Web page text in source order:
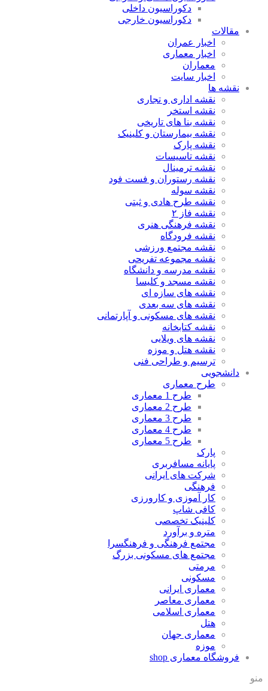
دکوراسیون داخلی
دکوراسیون خارجی
مقالات
اخبار عمران
اخبار معماری
معماران
اخبار سایت
نقشه ها
نقشه اداری و تجاری
نقشه استخر
نقشه بنا های تاریخی
نقشه بیمارستان و کلینیک
نقشه پارک
نقشه تاسیسات
نقشه ترمینال
نقشه رستوران و فست فود
نقشه سوله
نقشه طرح هادی و ثبتی
نقشه فاز ۲
نقشه فرهنگی هنری
نقشه فرودگاه
نقشه مجتمع ورزشی
نقشه مجموعه تفریحی
نقشه مدرسه و دانشگاه
نقشه مسجد و کلیسا
نقشه های سازه ای
نقشه های سه بعدی
نقشه های مسکونی و آپارتمانی
نقشه کتابخانه
نقشه های ویلایی
نقشه هتل و موزه
ترسیم و طراحی فنی
دانشجویی
طرح معماری
طرح 1 معماری
طرح 2 معماری
طرح 3 معماری
طرح 4 معماری
طرح 5 معماری
پارک
پایانه مسافربری
شرکت های ایرانی
فرهنگی
کار آموزی و کارورزی
کافی شاپ
کلینیک تخصصی
متره و برآورد
مجتمع فرهنگی و فرهنگسرا
مجتمع های مسکونی بزرگ
مرمتی
مسکونی
معماری ایرانی
معماری معاصر
معماری اسلامی
هتل
معماری جهان
موزه
فروشگاه معماری shop
منو